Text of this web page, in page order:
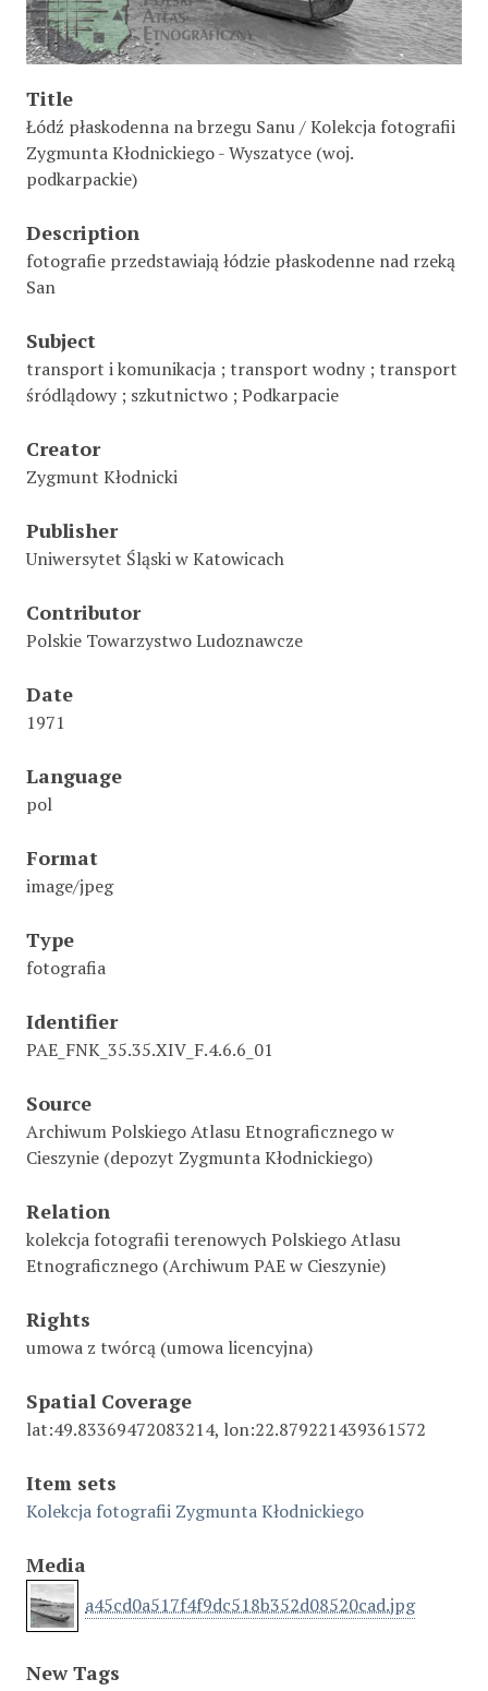
Title
Łódź płaskodenna na brzegu Sanu / Kolekcja fotografii
Zygmunta Kłodnickiego - Wyszatyce (woj.
podkarpackie)
Description
fotografie przedstawiają łódzie płaskodenne nad rzeką
San
Subject
transport i komunikacja ; transport wodny ; transport
śródlądowy ; szkutnictwo ; Podkarpacie
Creator
Zygmunt Kłodnicki
Publisher
Uniwersytet Śląski w Katowicach
Contributor
Polskie Towarzystwo Ludoznawcze
Date
1971
Language
pol
Format
image/jpeg
Type
fotografia
Identifier
PAE_FNK_35.35.XIV_F.4.6.6_01
Source
Archiwum Polskiego Atlasu Etnograficznego w
Cieszynie (depozyt Zygmunta Kłodnickiego)
Relation
kolekcja fotografii terenowych Polskiego Atlasu
Etnograficznego (Archiwum PAE w Cieszynie)
Rights
umowa z twórcą (umowa licencyjna)
Spatial Coverage
lat:49.83369472083214, lon:22.879221439361572
Item sets
Kolekcja fotografii Zygmunta Kłodnickiego
Media
a45cd0a517f4f9dc518b352d08520cad.jpg
New Tags